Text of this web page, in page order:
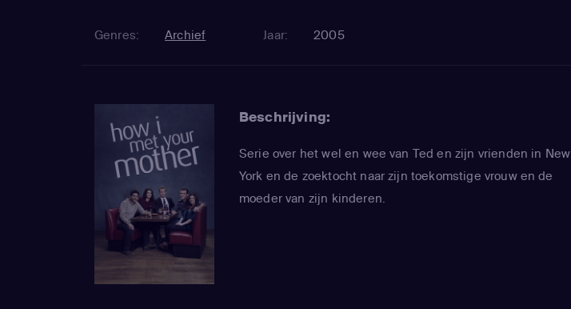
Genres: Archief Jaar: 2005
Beschrijving:
Serie over het wel en wee van Ted en zijn vrienden in New
York en de zoektocht naar zijn toekomstige vrouw en de
moeder van zijn kinderen.